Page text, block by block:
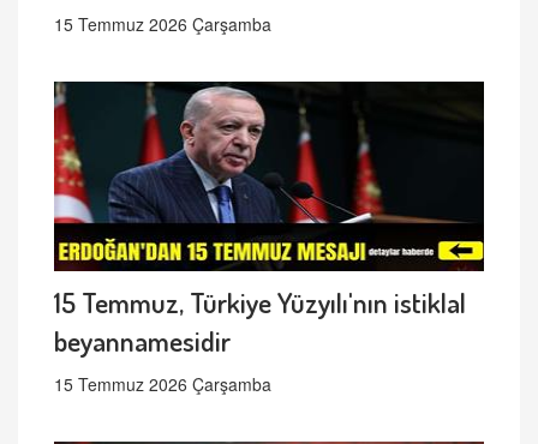
15 Temmuz 2026 Çarşamba
15 Temmuz, Türkiye Yüzyılı'nın istiklal
beyannamesidir
15 Temmuz 2026 Çarşamba